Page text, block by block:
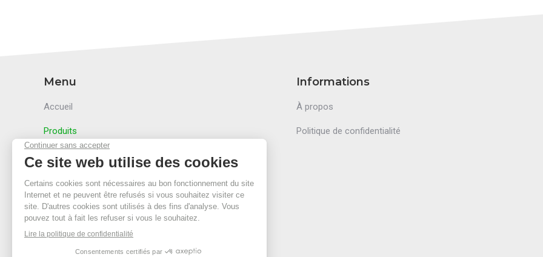
Menu
Accueil
Produits
Accessoires
Secteurs
Informations
À propos
Politique de confidentialité